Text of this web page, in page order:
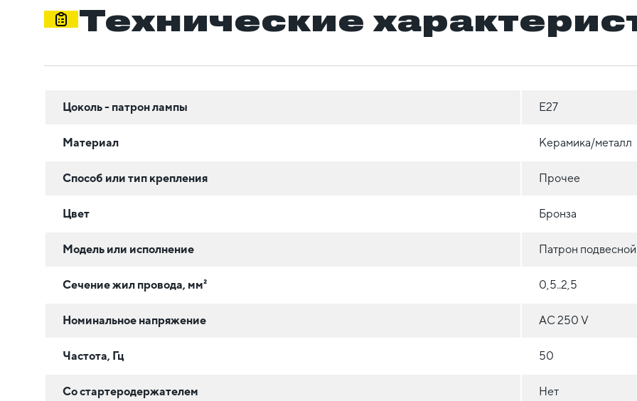
Технические
Цоколь - патрон лампы E27
Материал Керамика/металл
Способ или тип крепления Прочее
Цвет Бронза
Модель или исполнение Патрон подвесной
Сечение жил провода, мм² 0,5..2,5
Номинальное напряжение AC 250 V
Частота, Гц 50
Со стартеродержателем Нет